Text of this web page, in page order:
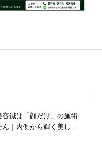
容鍼は「顔だけ」の施術
ん｜内側から輝く美し…